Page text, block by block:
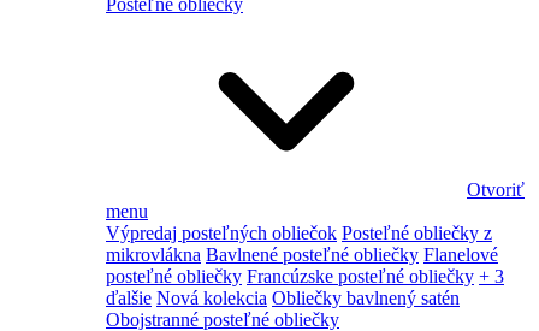
Posteľné obliečky
Otvoriť
menu
Výpredaj posteľných obliečok Posteľné obliečky z
mikrovlákna Bavlnené posteľné obliečky Flanelové
posteľné obliečky Francúzske posteľné obliečky + 3
ďalšie Nová kolekcia Obliečky bavlnený satén
Obojstranné posteľné obliečky